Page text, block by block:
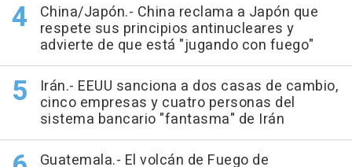
China/Japón.- China reclama a Japón que
respete sus principios antinucleares y
advierte de que está "jugando con fuego"
Irán.- EEUU sanciona a dos casas de cambio,
cinco empresas y cuatro personas del
sistema bancario "fantasma" de Irán
Guatemala.- El volcán de Fuego de